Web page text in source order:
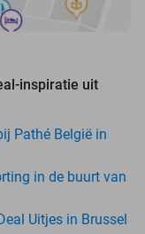
inspiratie uit
Pathé België in
in de buurt van
Uitjes in Brussel